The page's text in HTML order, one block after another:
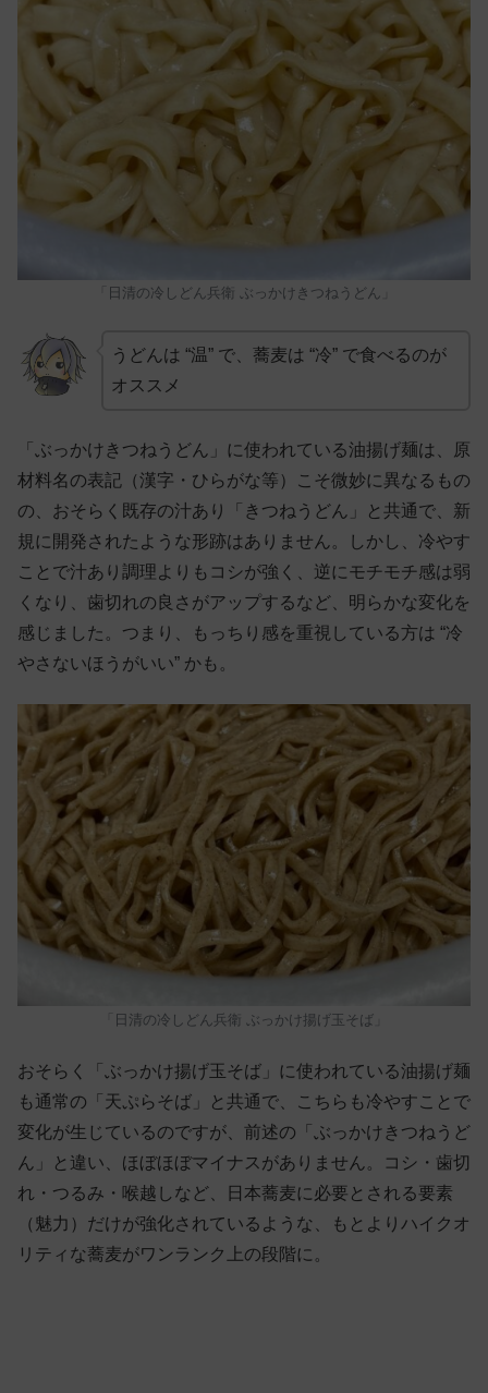
「日清の冷しどん兵衛 ぶっかけきつねうどん」
うどんは “温” で、蕎麦は “冷” で食べるのが
オススメ
「ぶっかけきつねうどん」に使われている油揚げ麺は、原
材料名の表記（漢字・ひらがな等）こそ微妙に異なるもの
の、おそらく既存の汁あり「きつねうどん」と共通で、新
規に開発されたような形跡はありません。しかし、冷やす
ことで汁あり調理よりもコシが強く、逆にモチモチ感は弱
くなり、歯切れの良さがアップするなど、明らかな変化を
感じました。つまり、もっちり感を重視している方は “冷
やさないほうがいい” かも。
「日清の冷しどん兵衛 ぶっかけ揚げ玉そば」
おそらく「ぶっかけ揚げ玉そば」に使われている油揚げ麺
も通常の「天ぷらそば」と共通で、こちらも冷やすことで
変化が生じているのですが、前述の「ぶっかけきつねうど
ん」と違い、ほぼほぼマイナスがありません。コシ・歯切
れ・つるみ・喉越しなど、日本蕎麦に必要とされる要素
（魅力）だけが強化されているような、もとよりハイクオ
リティな蕎麦がワンランク上の段階に。